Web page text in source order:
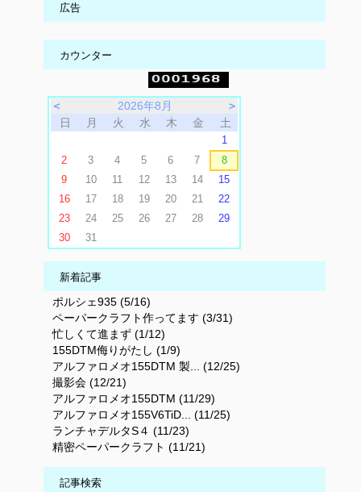
広告
カウンター
＜ 2026年8月
＞
日
月 火 水 木 金 土
1
2
3 4 5 6 7
8
9
10 11 12 13 14
15
16
17 18 19 20 21
22
23
24 25 26 27 28
29
30
31
新着記事
ポルシェ935 (5/16)
ペーパークラフト作ってます (3/31)
忙しくて進まず (1/12)
155DTM侮りがたし (1/9)
アルファロメオ155DTM 製... (12/25)
撮影会 (12/21)
アルファロメオ155DTM (11/29)
アルファロメオ155V6TiD... (11/25)
ランチャデルタS４ (11/23)
精密ペーパークラフト (11/21)
記事検索